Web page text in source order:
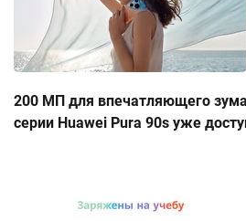
200 МП для впечатляющего
серии Huawei Pura 90s уже